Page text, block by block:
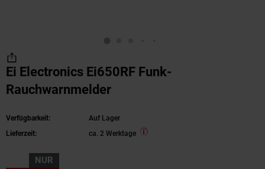
Ei Electronics Ei650RF Funk-
Rauchwarnmelder
Verfügbarkeit:
Auf Lager
Lieferzeit:
ca. 2 Werktage
NUR